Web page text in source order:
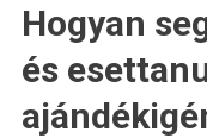
Hogyan
és